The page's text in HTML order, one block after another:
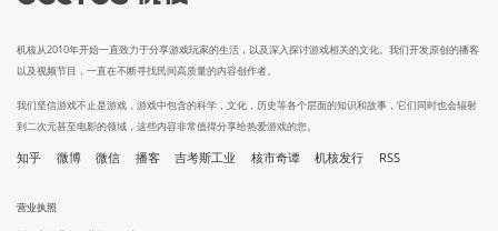
机核从2010年开始一直致力于分享游戏玩家的生活，以及深入探讨游戏相关的文化。我们开发原创的播客
以及视频节目，一直在不断寻找民间高质量的内容创作者。
我们坚信游戏不止是游戏，游戏中包含的科学，文化，历史等各个层面的知识和故事，它们同时也会辐射
到二次元甚至电影的领域，这些内容非常值得分享给热爱游戏的您。
知乎 微博 微信 播客 吉考斯工业 核市奇谭 机核发行 RSS
营业执照